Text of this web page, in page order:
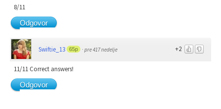
8/11
Odgovor
+2
Swiftie_13 65p · pre 417 nedelje
11/11 Correct answers!
Odgovor